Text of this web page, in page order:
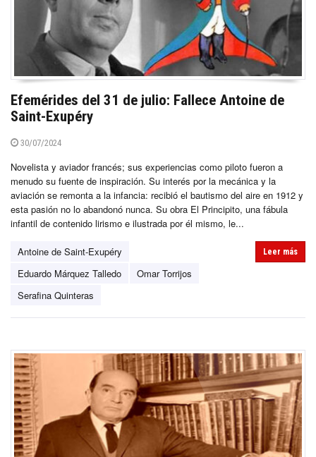
Efemérides del 31 de julio: Fallece Antoine de
Saint-Exupéry
30/07/2024
Novelista y aviador francés; sus experiencias como piloto fueron a
menudo su fuente de inspiración. Su interés por la mecánica y la
aviación se remonta a la infancia: recibió el bautismo del aire en 1912 y
esta pasión no lo abandonó nunca. Su obra El Principito, una fábula
infantil de contenido lirismo e ilustrada por él mismo, le...
Antoine de Saint-Exupéry
Eduardo Márquez Talledo
Omar Torrijos
Serafina Quinteras
Leer más